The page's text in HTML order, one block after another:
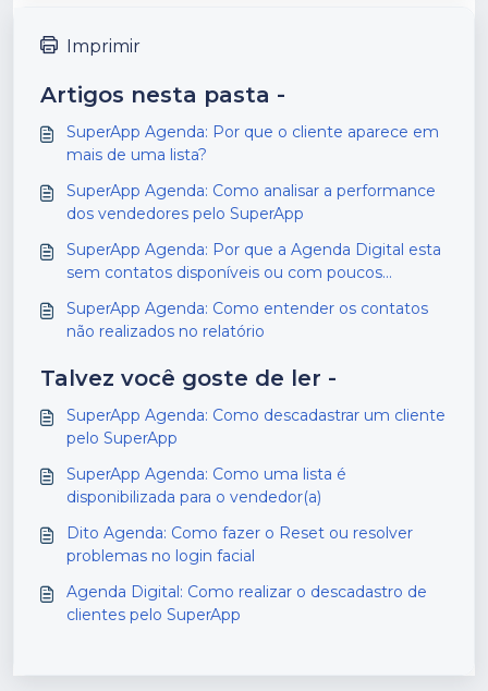
Imprimir
Artigos nesta pasta -
SuperApp Agenda: Por que o cliente aparece em
mais de uma lista?
SuperApp Agenda: Como analisar a performance
dos vendedores pelo SuperApp
SuperApp Agenda: Por que a Agenda Digital esta
sem contatos disponíveis ou com poucos
SuperApp Agenda: Como entender os contatos
não realizados no relatório
Talvez você goste de ler -
SuperApp Agenda: Como descadastrar um cliente
pelo SuperApp
SuperApp Agenda: Como uma lista é
disponibilizada para o vendedor(a)
Dito Agenda: Como fazer o Reset ou resolver
problemas no login facial
Agenda Digital: Como realizar o descadastro de
clientes pelo SuperApp